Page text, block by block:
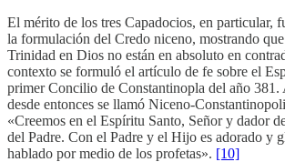
El mérito de los tres Capadocios, en particular,
la formulación del Credo niceno, mostrando
Trinidad en Dios no están en absoluto en
contexto se formuló el artículo de fe sobre el
primer Concilio de Constantinopla del año 381.
desde entonces se llamó Niceno-
«Creemos en el Espíritu Santo, Señor y dador
del Padre. Con el Padre y el Hijo es adorado y
hablado por medio de los profetas». [10]